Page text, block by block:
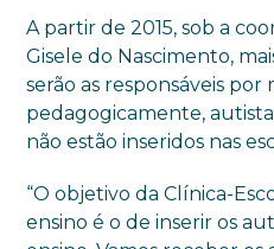
A partir de 2015, sob a
Gisele do Nascimento,
serão as responsáveis
pedagogicamente,
não estão inseridos nas
“O objetivo da Clínica-
ensino é o de inserir os